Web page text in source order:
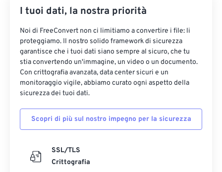
I tuoi dati, la nostra priorità
Noi di FreeConvert non ci limitiamo a convertire i file: li
proteggiamo. Il nostro solido framework di sicurezza
garantisce che i tuoi dati siano sempre al sicuro, che tu
stia convertendo un'immagine, un video o un documento.
Con crittografia avanzata, data center sicuri e un
monitoraggio vigile, abbiamo curato ogni aspetto della
sicurezza dei tuoi dati.
Scopri di più sul nostro impegno per la sicurezza
SSL/TLS
Crittografia